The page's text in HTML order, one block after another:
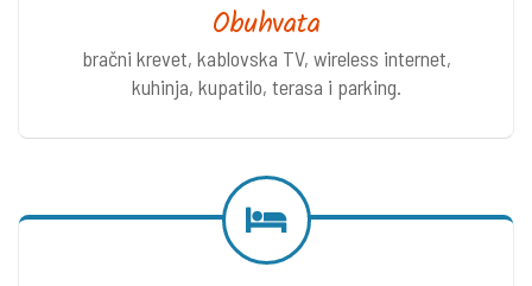
Obuhvata
bračni krevet, kablovska TV, wireless internet,
kuhinja, kupatilo, terasa i parking.